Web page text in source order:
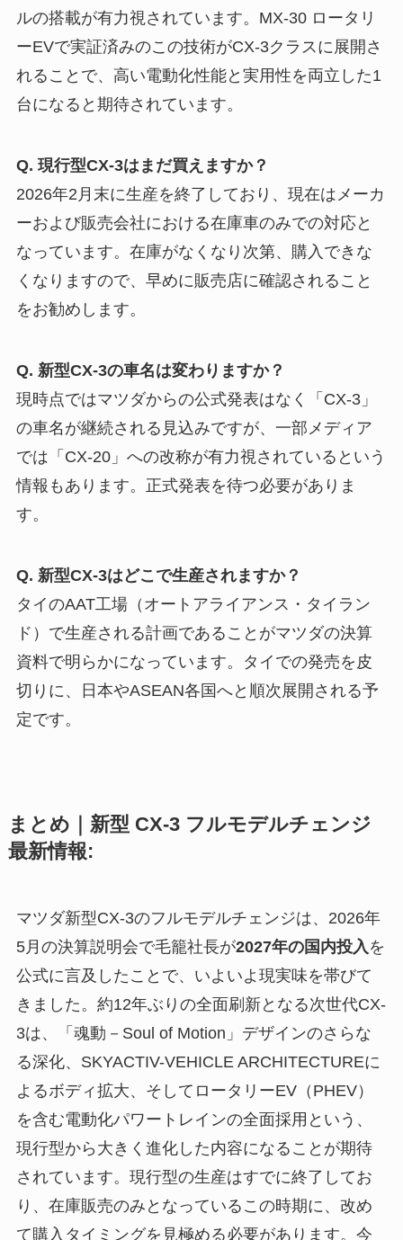
ルの搭載が有力視されています。MX-30 ロータリ
ーEVで実証済みのこの技術がCX-3クラスに展開さ
れることで、高い電動化性能と実用性を両立した1
台になると期待されています。
Q. 現行型CX-3はまだ買えますか？
2026年2月末に生産を終了しており、現在はメーカ
ーおよび販売会社における在庫車のみでの対応と
なっています。在庫がなくなり次第、購入できな
くなりますので、早めに販売店に確認されること
をお勧めします。
Q. 新型CX-3の車名は変わりますか？
現時点ではマツダからの公式発表はなく「CX-3」
の車名が継続される見込みですが、一部メディア
では「CX-20」への改称が有力視されているという
情報もあります。正式発表を待つ必要がありま
す。
Q. 新型CX-3はどこで生産されますか？
タイのAAT工場（オートアライアンス・タイラン
ド）で生産される計画であることがマツダの決算
資料で明らかになっています。タイでの発売を皮
切りに、日本やASEAN各国へと順次展開される予
定です。
まとめ｜新型 CX-3 フルモデルチェンジ
最新情報:
マツダ新型CX-3のフルモデルチェンジは、2026年
5月の決算説明会で毛籠社長が2027年の国内投入 を
公式に言及したことで、いよいよ現実味を帯びて
きました。約12年ぶりの全面刷新となる次世代CX-
3は、「魂動－Soul of Motion」デザインのさらな
る深化、SKYACTIV-VEHICLE ARCHITECTUREに
よるボディ拡大、そしてロータリーEV（PHEV）
を含む電動化パワートレインの全面採用という、
現行型から大きく進化した内容になることが期待
されています。現行型の生産はすでに終了してお
り、在庫販売のみとなっているこの時期に、改め
て購入タイミングを見極める必要があります。今